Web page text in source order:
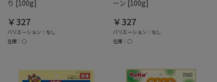
り [100g]
￥327
バリエーション：なし
在庫：○
ーン [100g]
￥327
バリエーション：なし
在庫：○